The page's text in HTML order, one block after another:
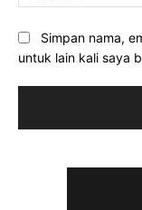
Simpan nama,
untuk lain kali saya